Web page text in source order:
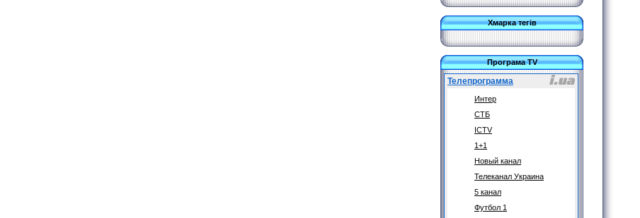
Хмарка тегів
Програма TV
Телепрограмма
Интер
СТБ
ICTV
1+1
Новый канал
Телеканал Украина
5 канал
Футбол 1